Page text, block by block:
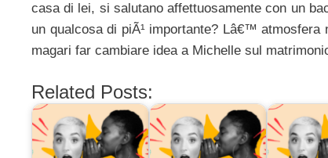
casa di lei, si salutano affettuosamente con un
un qualcosa di piÃ¹ importante? Lâ€™
magari far cambiare idea a Michelle sul
Related Posts: